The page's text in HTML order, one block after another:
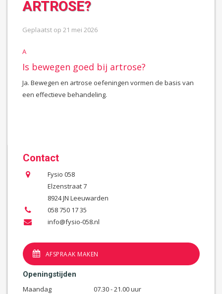
ARTROSE?
Geplaatst op 21 mei 2026
A
Is bewegen goed bij artrose?
Ja. Bewegen en artrose oefeningen vormen de basis van
een effectieve behandeling.
Contact
Fysio 058
Elzenstraat 7
8924 JN Leeuwarden
058 750 17 35
info@fysio-058.nl
AFSPRAAK MAKEN
Openingstijden
Maandag
07.30 - 21.00 uur